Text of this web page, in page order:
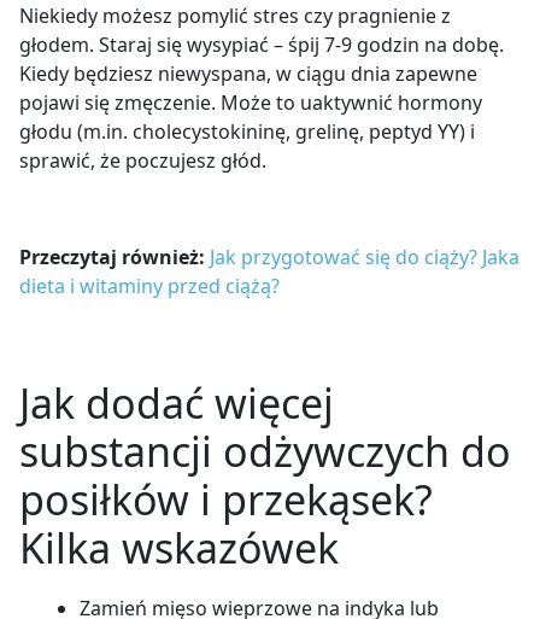
Niekiedy możesz pomylić stres czy pragnienie z
głodem. Staraj się wysypiać – śpij 7-9 godzin na dobę.
Kiedy będziesz niewyspana, w ciągu dnia zapewne
pojawi się zmęczenie. Może to uaktywnić hormony
głodu (m.in. cholecystokininę, grelinę, peptyd YY) i
sprawić, że poczujesz głód.
Przeczytaj również: Jak przygotować się do ciąży? Jaka
dieta i witaminy przed ciążą?
Jak dodać więcej
substancji odżywczych do
posiłków i przekąsek?
Kilka wskazówek
Zamień mięso wieprzowe na indyka lub